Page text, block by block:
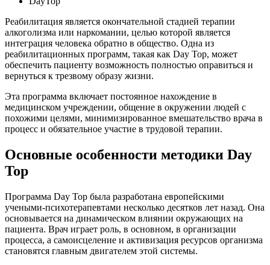
Реабилитация является окончательной стадией терапии
алкоголизма или наркомании, целью которой является
интеграция человека обратно в общество. Одна из
реабилитационных программ, такая как Day Top, может
обеспечить пациенту возможность полностью оправиться и
вернуться к трезвому образу жизни.
Эта программа включает постоянное нахождение в
медицинском учреждении, общение в окружении людей с
похожими целями, минимизированное вмешательство врача в
процесс и обязательное участие в трудовой терапии.
Основные особенности методики Day
Top
Программа Day Top была разработана европейскими
учеными-психотерапевтами несколько десятков лет назад. Она
основывается на динамическом влиянии окружающих на
пациента. Врач играет роль, в основном, в организации
процесса, а самоисцеление и активизация ресурсов организма
становятся главным двигателем этой системы.